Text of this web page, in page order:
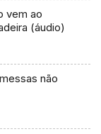
vem ao
(áudio)
não